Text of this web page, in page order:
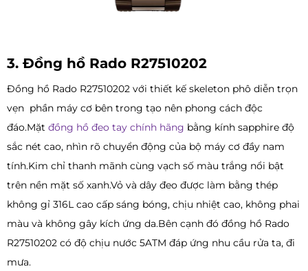
3. Đồng hồ Rado R27510202
Đồng hồ Rado R27510202 với thiết kế skeleton phô diễn trọn
vẹn phần máy cơ bên trong tạo nên phong cách độc
đáo.Mặt đồng hồ đeo tay chính hãng bằng kính sapphire độ
sắc nét cao, nhìn rõ chuyển động của bộ máy cơ đầy nam
tính.Kim chỉ thanh mãnh cùng vạch số màu trắng nổi bật
trên nền mặt số xanh.Vỏ và dây đeo được làm bằng thép
không gỉ 316L cao cấp sáng bóng, chịu nhiệt cao, không phai
màu và không gây kích ứng da.Bên cạnh đó đồng hồ Rado
R27510202 có độ chịu nước 5ATM đáp ứng nhu cầu rửa ta, đi
mưa.